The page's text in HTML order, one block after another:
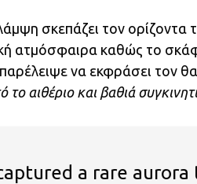
σκεπάζει τον ορίζοντα
ατμόσφαιρα καθώς το
να εκφράσει τον
αιθέριο και βαθιά
a rare aurora